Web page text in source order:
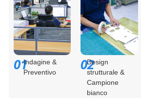
01Indagine &
Preventivo
02Design
strutturale &
Campione
bianco